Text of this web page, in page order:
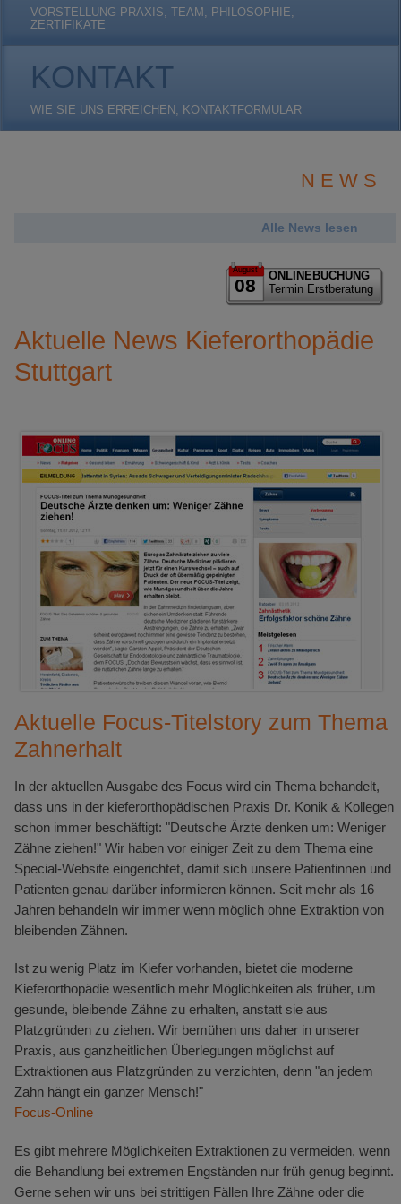
VORSTELLUNG PRAXIS, TEAM, PHILOSOPHIE,
ZERTIFIKATE
KONTAKT
WIE SIE UNS ERREICHEN, KONTAKTFORMULAR
N E W S
Alle News lesen
August
08
ONLINEBUCHUNG
Termin Erstberatung
Aktuelle News Kieferorthopädie
Stuttgart
Aktuelle Focus-Titelstory zum Thema
Zahnerhalt
In der aktuellen Ausgabe des Focus wird ein Thema behandelt,
dass uns in der kieferorthopädischen Praxis Dr. Konik & Kollegen
schon immer beschäftigt: "Deutsche Ärzte denken um: Weniger
Zähne ziehen!" Wir haben vor einiger Zeit zu dem Thema eine
Special-Website eingerichtet, damit sich unsere Patientinnen und
Patienten genau darüber informieren können. Seit mehr als 16
Jahren behandeln wir immer wenn möglich ohne Extraktion von
bleibenden Zähnen.
Ist zu wenig Platz im Kiefer vorhanden, bietet die moderne
Kieferorthopädie wesentlich mehr Möglichkeiten als früher, um
gesunde, bleibende Zähne zu erhalten, anstatt sie aus
Platzgründen zu ziehen. Wir bemühen uns daher in unserer
Praxis, aus ganzheitlichen Überlegungen möglichst auf
Extraktionen aus Platzgründen zu verzichten, denn "an jedem
Zahn hängt ein ganzer Mensch!"
Focus-Online
Es gibt mehrere Möglichkeiten Extraktionen zu vermeiden, wenn
die Behandlung bei extremen Engständen nur früh genug beginnt.
Gerne sehen wir uns bei strittigen Fällen Ihre Zähne oder die